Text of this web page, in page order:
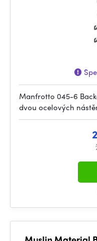
Manfrotto 045-6
dvou ocelových